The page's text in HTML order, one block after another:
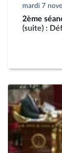
mardi 7
2ème
(suite) :